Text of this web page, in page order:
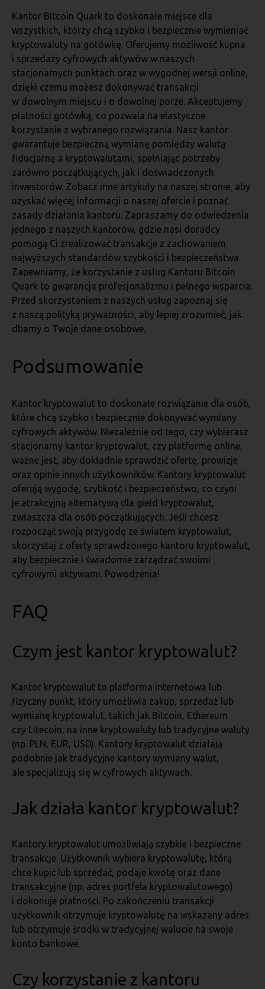
Kantor Bitcoin Quark to doskonałe miejsce dla
wszystkich, którzy chcą szybko i bezpiecznie wymieniać
kryptowaluty na gotówkę. Oferujemy możliwość kupna
i sprzedaży cyfrowych aktywów w naszych
stacjonarnych punktach oraz w wygodnej wersji online,
dzięki czemu możesz dokonywać transakcji
w dowolnym miejscu i o dowolnej porze. Akceptujemy
płatności gotówką, co pozwala na elastyczne
korzystanie z wybranego rozwiązania. Nasz kantor
gwarantuje bezpieczną wymianę pomiędzy walutą
fiducjarną a kryptowalutami, spełniając potrzeby
zarówno początkujących, jak i doświadczonych
inwestorów. Zobacz inne artykuły na naszej stronie, aby
uzyskać więcej informacji o naszej ofercie i poznać
zasady działania kantoru. Zapraszamy do odwiedzenia
jednego z naszych kantorów, gdzie nasi doradcy
pomogą Ci zrealizować transakcje z zachowaniem
najwyższych standardów szybkości i bezpieczeństwa.
Zapewniamy, że korzystanie z usług Kantoru Bitcoin
Quark to gwarancja profesjonalizmu i pełnego wsparcia.
Przed skorzystaniem z naszych usług zapoznaj się
z naszą polityką prywatności, aby lepiej zrozumieć, jak
dbamy o Twoje dane osobowe.
Podsumowanie
Kantor kryptowalut to doskonałe rozwiązanie dla osób,
które chcą szybko i bezpiecznie dokonywać wymiany
cyfrowych aktywów. Niezależnie od tego, czy wybierasz
stacjonarny kantor kryptowalut, czy platformę online,
ważne jest, aby dokładnie sprawdzić ofertę, prowizje
oraz opinie innych użytkowników. Kantory kryptowalut
oferują wygodę, szybkość i bezpieczeństwo, co czyni
je atrakcyjną alternatywą dla giełd kryptowalut,
zwłaszcza dla osób początkujących. Jeśli chcesz
rozpocząć swoją przygodę ze światem kryptowalut,
skorzystaj z oferty sprawdzonego kantoru kryptowalut,
aby bezpiecznie i świadomie zarządzać swoimi
cyfrowymi aktywami. Powodzenia!
FAQ
Czym jest kantor kryptowalut?
Kantor kryptowalut to platforma internetowa lub
fizyczny punkt, który umożliwia zakup, sprzedaż lub
wymianę kryptowalut, takich jak Bitcoin, Ethereum
czy Litecoin, na inne kryptowaluty lub tradycyjne waluty
(np. PLN, EUR, USD). Kantory kryptowalut działają
podobnie jak tradycyjne kantory wymiany walut,
ale specjalizują się w cyfrowych aktywach.
Jak działa kantor kryptowalut?
Kantory kryptowalut umożliwiają szybkie i bezpieczne
transakcje. Użytkownik wybiera kryptowalutę, którą
chce kupić lub sprzedać, podaje kwotę oraz dane
transakcyjne (np. adres portfela kryptowalutowego)
i dokonuje płatności. Po zakończeniu transakcji
użytkownik otrzymuje kryptowalutę na wskazany adres
lub otrzymuje środki w tradycyjnej walucie na swoje
konto bankowe.
Czy korzystanie z kantoru